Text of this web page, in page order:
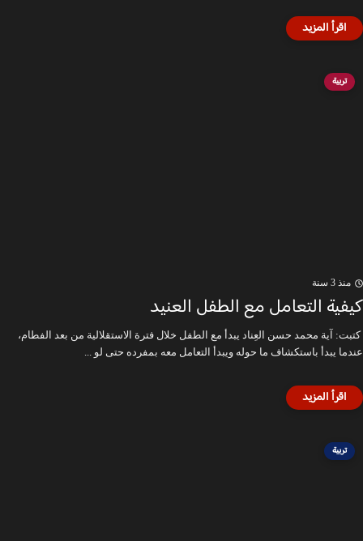
تربية
منذ 3 سنة
كيفية التعامل مع الطفل العنيد
كتبت: آية محمد حسن العِناد يبدأ مع الطفل خلال فترة الاستقلالية من بعد الفطام،
عندما يبدأ باستكشاف ما حوله ويبدأ التعامل معه بمفرده حتى لو ...
تربية